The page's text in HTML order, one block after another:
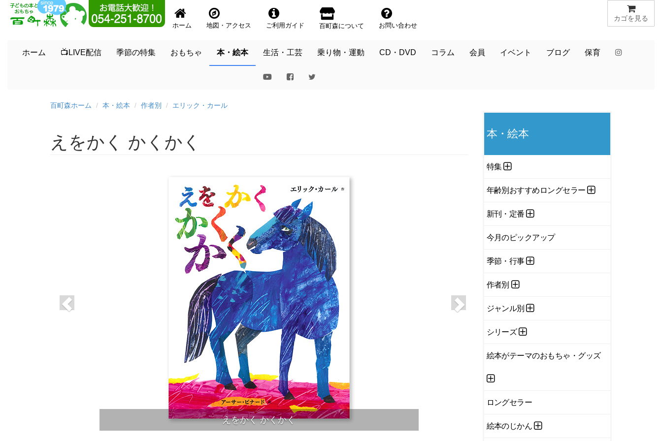
カゴを見る
ホーム 地図・アクセス ご利用ガイド 百町森について お問い合わせ
ホーム 📺LIVE配信 季節の特集 おもちゃ 本・絵本 生活・工芸 乗り物・運動 CD・DVD コラム 会員 イベント ブログ 保育
百町森ホーム 本・絵本 作者別 エリック・カール
えをかく かくかく
えをかく かくかく
本・絵本
特集
年齢別おすすめロングセラー
新刊・定番
今月のピックアップ
季節・行事
作者別
ジャンル別
シリーズ
絵本がテーマのおもちゃ・グッズ
ロングセラー
絵本のじかん